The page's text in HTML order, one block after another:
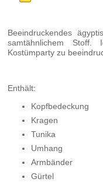
Beeindruckendes
samtähnlichem
Kostümparty zu
Enthält:
Kopfbedeckung
Kragen
Tunika
Umhang
Armbänder
Gürtel